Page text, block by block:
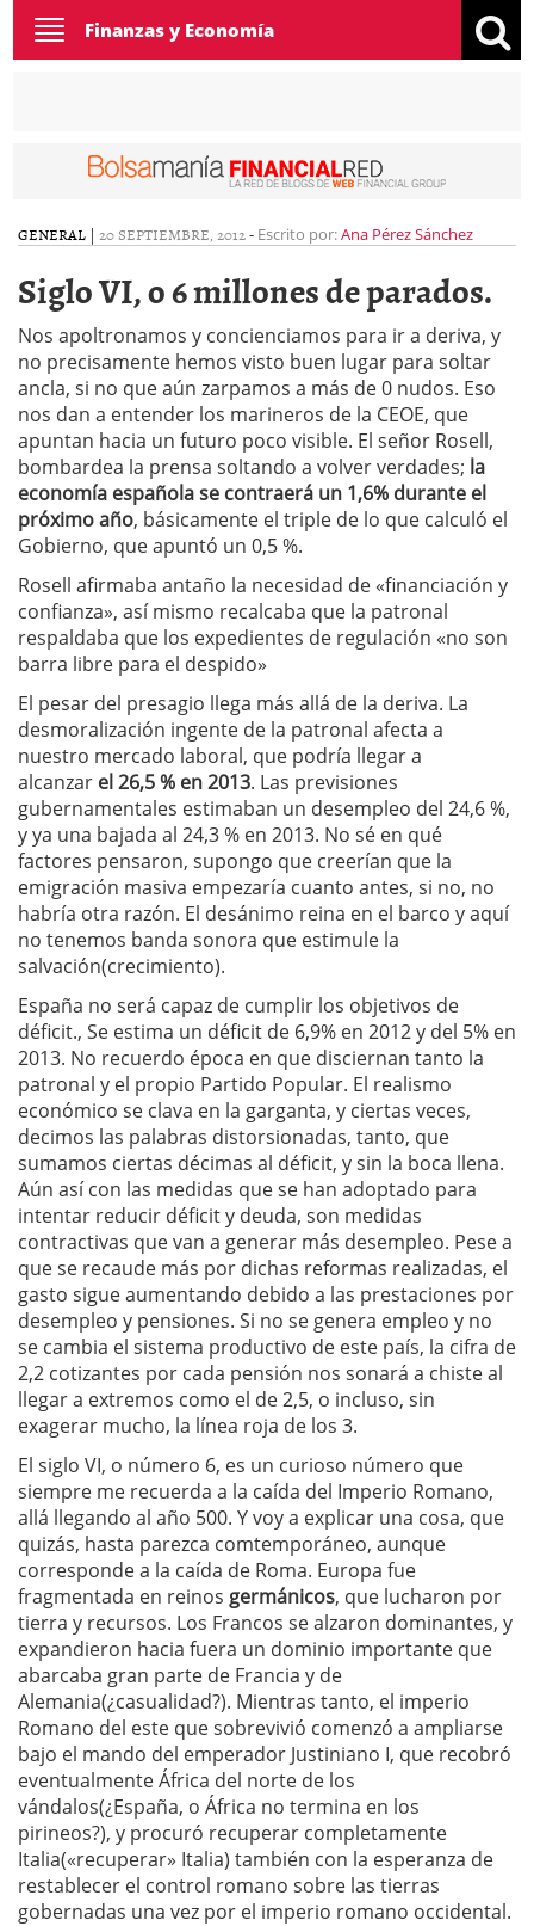
Toggle
navigation
Finanzas y Economía
GENERAL | 20 SEPTIEMBRE, 2012- Escrito por:Ana Pérez Sánchez
Siglo VI, o 6 millones de parados.
Nos apoltronamos y concienciamos para ir a deriva, y
no precisamente hemos visto buen lugar para soltar
ancla, si no que aún zarpamos a más de 0 nudos. Eso
nos dan a entender los marineros de la CEOE, que
apuntan hacia un futuro poco visible. El señor Rosell,
bombardea la prensa soltando a volver verdades; la
economía española se contraerá un 1,6% durante el
próximo año, básicamente el triple de lo que calculó el
Gobierno, que apuntó un 0,5 %.
Rosell afirmaba antaño la necesidad de «financiación y
confianza», así mismo recalcaba que la patronal
respaldaba que los expedientes de regulación «no son
barra libre para el despido»
El pesar del presagio llega más allá de la deriva. La
desmoralización ingente de la patronal afecta a
nuestro mercado laboral, que podría llegar a
alcanzar el 26,5 % en 2013. Las previsiones
gubernamentales estimaban un desempleo del 24,6 %,
y ya una bajada al 24,3 % en 2013. No sé en qué
factores pensaron, supongo que creerían que la
emigración masiva empezaría cuanto antes, si no, no
habría otra razón. El desánimo reina en el barco y aquí
no tenemos banda sonora que estimule la
salvación(crecimiento).
España no será capaz de cumplir los objetivos de
déficit., Se estima un déficit de 6,9% en 2012 y del 5% en
2013. No recuerdo época en que disciernan tanto la
patronal y el propio Partido Popular. El realismo
económico se clava en la garganta, y ciertas veces,
decimos las palabras distorsionadas, tanto, que
sumamos ciertas décimas al déficit, y sin la boca llena.
Aún así con las medidas que se han adoptado para
intentar reducir déficit y deuda, son medidas
contractivas que van a generar más desempleo. Pese a
que se recaude más por dichas reformas realizadas, el
gasto sigue aumentando debido a las prestaciones por
desempleo y pensiones. Si no se genera empleo y no
se cambia el sistema productivo de este país, la cifra de
2,2 cotizantes por cada pensión nos sonará a chiste al
llegar a extremos como el de 2,5, o incluso, sin
exagerar mucho, la línea roja de los 3.
El siglo VI, o número 6, es un curioso número que
siempre me recuerda a la caída del Imperio Romano,
allá llegando al año 500. Y voy a explicar una cosa, que
quizás, hasta parezca comtemporáneo, aunque
corresponde a la caída de Roma. Europa fue
fragmentada en reinos germánicos, que lucharon por
tierra y recursos. Los Francos se alzaron dominantes, y
expandieron hacia fuera un dominio importante que
abarcaba gran parte de Francia y de
Alemania(¿casualidad?). Mientras tanto, el imperio
Romano del este que sobrevivió comenzó a ampliarse
bajo el mando del emperador Justiniano I, que recobró
eventualmente África del norte de los
vándalos(¿España, o África no termina en los
pirineos?), y procuró recuperar completamente
Italia(«recuperar» Italia) también con la esperanza de
restablecer el control romano sobre las tierras
gobernadas una vez por el imperio romano occidental.